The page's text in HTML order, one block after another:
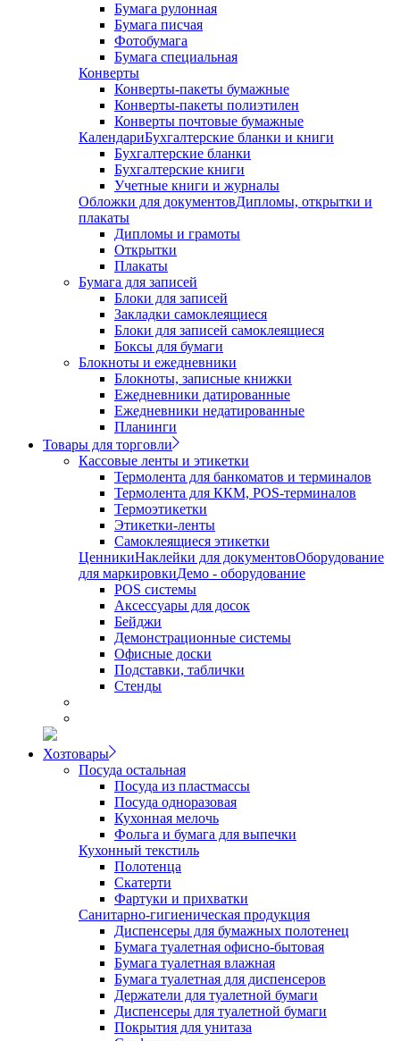
Бумага рулонная
Бумага писчая
Фотобумага
Бумага специальная
Конверты
Конверты-пакеты бумажные
Конверты-пакеты полиэтилен
Конверты почтовые бумажные
КалендариБухгалтерские бланки и книги
Бухгалтерские бланки
Бухгалтерские книги
Учетные книги и журналы
Обложки для документовДипломы, открытки и
плакаты
Дипломы и грамоты
Открытки
Плакаты
Бумага для записей
Блоки для записей
Закладки самоклеящиеся
Блоки для записей самоклеящиеся
Боксы для бумаги
Блокноты и ежедневники
Блокноты, записные книжки
Ежедневники датированные
Ежедневники недатированные
Планинги
Товары для торговли
Кассовые ленты и этикетки
Термолента для банкоматов и терминалов
Термолента для ККМ, POS-терминалов
Термоэтикетки
Этикетки-ленты
Самоклеящиеся этикетки
ЦенникиНаклейки для документовОборудование
для маркировкиДемо - оборудование
POS системы
Аксессуары для досок
Бейджи
Демонстрационные системы
Офисные доски
Подставки, таблички
Стенды
Хозтовары
Посуда остальная
Посуда из пластмассы
Посуда одноразовая
Кухонная мелочь
Фольга и бумага для выпечки
Кухонный текстиль
Полотенца
Скатерти
Фартуки и прихватки
Санитарно-гигиеническая продукция
Диспенсеры для бумажных полотенец
Бумага туалетная офисно-бытовая
Бумага туалетная влажная
Бумага туалетная для диспенсеров
Держатели для туалетной бумаги
Диспенсеры для туалетной бумаги
Покрытия для унитаза